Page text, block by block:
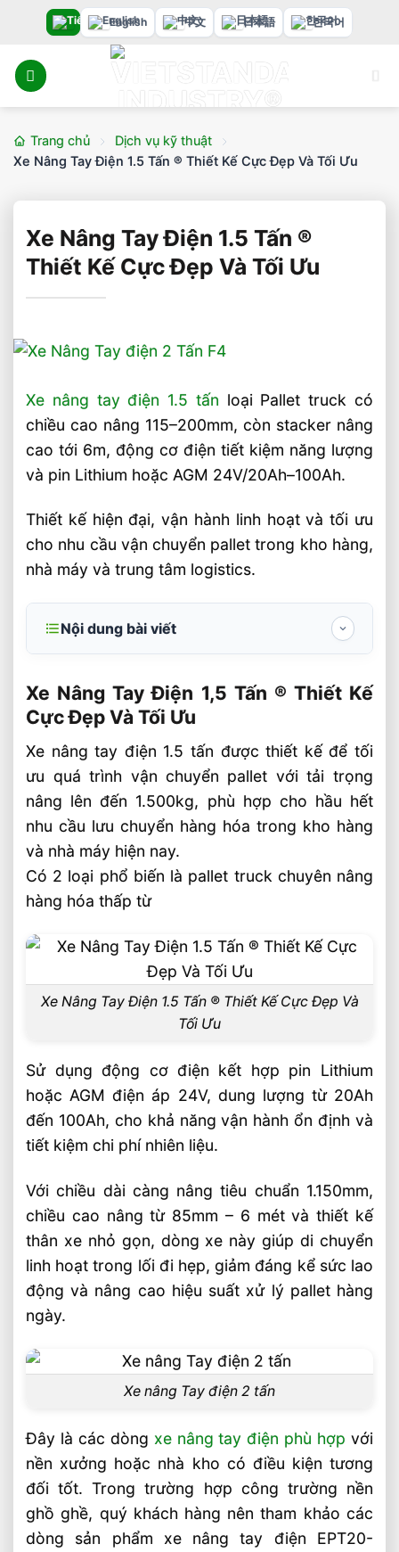
nội
dung
English 中文 日本語 한국어
Trang chủ
Dịch vụ kỹ thuật
Xe Nâng Tay Điện 1.5 Tấn ® Thiết Kế Cực Đẹp Và Tối Ưu
Xe Nâng Tay Điện 1.5 Tấn ®
Thiết Kế Cực Đẹp Và Tối Ưu
Xe nâng tay điện 1.5 tấn loại Pallet truck có
chiều cao nâng 115–200mm, còn stacker nâng
cao tới 6m, động cơ điện tiết kiệm năng lượng
và pin Lithium hoặc AGM 24V/20Ah–100Ah.
Thiết kế hiện đại, vận hành linh hoạt và tối ưu
cho nhu cầu vận chuyển pallet trong kho hàng,
nhà máy và trung tâm logistics.
Nội dung bài viết
Đẹp Và Tối Ưu
Ưu thế vượt trội của xe nâng tay điện so
với những dòng xe nâng khác
Xe nâng tay điện pallet truck EP iMOW
Đặc điểm kỹ thuật xe nâng tay điện EP
Equipment
Xu hướng chuyển sang sử dụng xe nâng
tay điện ngày càng nhiều
đây
Một số video xe nâng tay điện STAXX và
EP Equipment
Liên hệ mua sản phẩm
Bài Viết Liên Quan
Chọn Loại Bánh Xe Nâng Điện Theo Môi
Trường Làm Việc Phù Hợp
Chọn Tải Trọng Xe Nâng Điện Theo
Trọng Lượng Thực Tế
Chọn Xe Nâng Điện Theo Ngành Phù
Hợp Từng Ứng Dụng
Chọn Xe Nâng Điện Phù Hợp Theo Từng
Loại Pallet Tối Ưu Nhất
Chọn Xe Nâng Điện Phù Hợp Theo Chiều
Cao Kệ Hàng Chuẩn Nhất
Chọn Tối Ưu Cho Logistics
Xe Nâng Dầu 3.5 Tấn Động Cơ Isuzu Có
Ưu Điểm Gì
Xe Nâng Điện Stacker Đứng Lái 1.5 Tấn
Nâng Cao 3–5m Có Đáng Đầu Tư?
Xe Nâng Tay Điện 1,5 Tấn ® Thiết Kế
Cực Đẹp Và Tối Ưu
Xe nâng tay điện 1.5 tấn được thiết kế để tối
ưu quá trình vận chuyển pallet với tải trọng
nâng lên đến 1.500kg, phù hợp cho hầu hết
nhu cầu lưu chuyển hàng hóa trong kho hàng
và nhà máy hiện nay.
Có 2 loại phổ biến là pallet truck chuyên nâng
hàng hóa thấp từ
Xe Nâng Tay Điện 1.5 Tấn ® Thiết Kế Cực Đẹp Và
Tối Ưu
Sử dụng động cơ điện kết hợp pin Lithium
hoặc AGM điện áp 24V, dung lượng từ 20Ah
đến 100Ah, cho khả năng vận hành ổn định và
tiết kiệm chi phí nhiên liệu.
Với chiều dài càng nâng tiêu chuẩn 1.150mm,
chiều cao nâng từ 85mm – 6 mét và thiết kế
thân xe nhỏ gọn, dòng xe này giúp di chuyển
linh hoạt trong lối đi hẹp, giảm đáng kể sức lao
động và nâng cao hiệu suất xử lý pallet hàng
ngày.
Xe nâng Tay điện 2 tấn
Đây là các dòng xe nâng tay điện phù hợp với
nền xưởng hoặc nhà kho có điều kiện tương
đối tốt. Trong trường hợp công trường nền
ghồ ghề, quý khách hàng nên tham khảo các
dòng sản phẩm xe nâng tay điện EPT20-